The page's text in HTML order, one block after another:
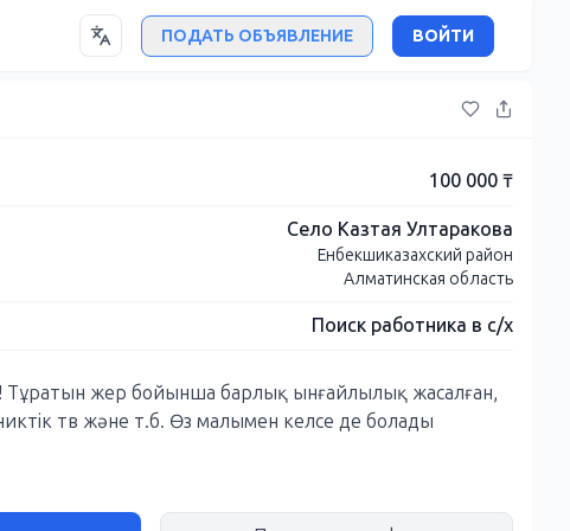
ПОДАТЬ ОБЪЯВЛЕНИЕ ВОЙТИ
100 000 ₸
Село Казтая Ултаракова
Енбекшиказахский район
Алматинская область
Поиск работника в с/х
Тұратын жер бойынша барлық ынғайлылық жасалған,
тв және т.б. Өз малымен келсе де болады